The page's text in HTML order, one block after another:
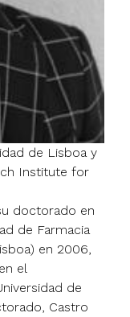
de Lisboa y
Institute for
doctorado en
de Farmacia
en 2006,
el
de
Castro